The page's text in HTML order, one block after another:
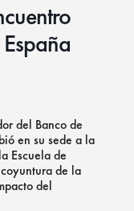
del Banco de
en su sede a la
Escuela de
de la
del